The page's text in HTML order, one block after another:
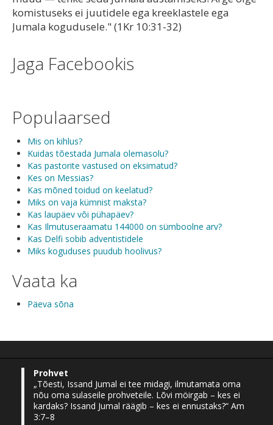
komistuseks ei juutidele ega kreeklastele ega
Jumala kogudusele." (1Kr 10:31-32)
Jaga Facebookis
Populaarsed
Mis on kihlus?
Kuidas tõestada Jumala olemasolu?
Kas pastorite vastused on eksimatud?
Kes on Messias?
Kas mõned toidud on keelatud?
Miks on vaja kümnist maksta?
Kas laupäev või pühapäev?
Kas Ilmutuseraamatu 144000 on sümboolne arv?
Kas Delfi sobib adventistidele
Miks koguduses puudub hoolivus?
Vaata ka
Päeva sõna
Prohvet
„Tõesti, Issand Jumal ei tee midagi, ilmutamata oma
nõu oma sulaseile prohveteile. Lõvi möirgab – kes ei
kardaks? Issand Jumal räägib – kes ei ennustaks?“ Am
3:7–8